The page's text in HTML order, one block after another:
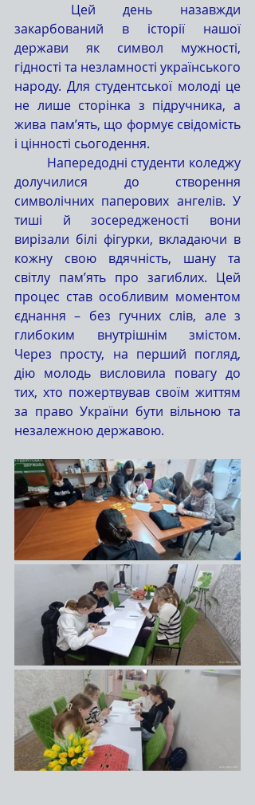
закарбований в історії нашої
держави як символ мужності,
гідності та незламності українського
народу. Для студентської молоді це
не лише сторінка з підручника, а
жива пам’ять, що формує свідомість
і цінності сьогодення.
долучилися до створення
символічних паперових ангелів. У
тиші й зосередженості вони
вирізали білі фігурки, вкладаючи в
кожну свою вдячність, шану та
світлу пам’ять про загиблих. Цей
процес став особливим моментом
єднання – без гучних слів, але з
глибоким внутрішнім змістом.
Через просту, на перший погляд,
дію молодь висловила повагу до
тих, хто пожертвував своїм життям
за право України бути вільною та
незалежною державою.